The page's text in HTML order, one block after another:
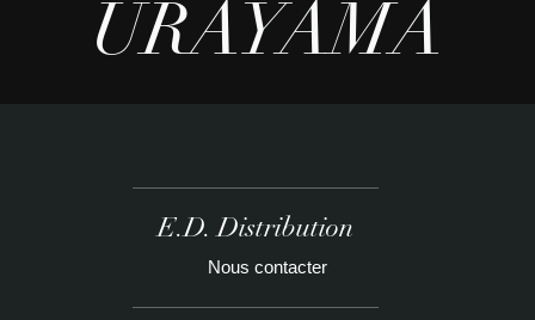
URAYAMA
E.D. Distribution
Nous contacter